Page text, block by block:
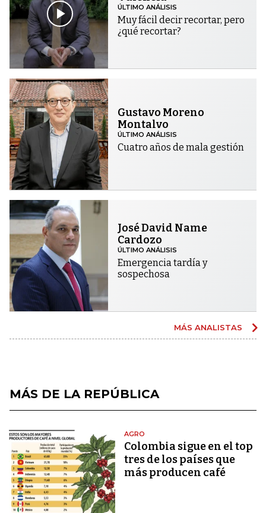
ÚLTIMO ANÁLISIS
Muy fácil decir recortar, pero
¿qué recortar?
Gustavo Moreno
Montalvo
ÚLTIMO ANÁLISIS
Cuatro años de mala gestión
José David Name
Cardozo
ÚLTIMO ANÁLISIS
Emergencia tardía y
sospechosa
MÁS ANALISTAS
MÁS DE LA REPÚBLICA
AGRO
Colombia sigue en el top
tres de los países que
más producen café